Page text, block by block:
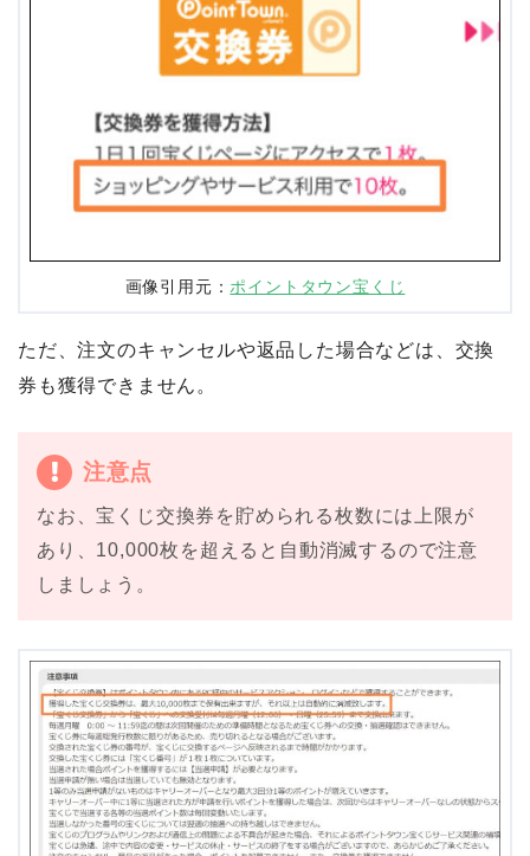
画像引用元： ポイントタウン宝くじ
ただ、注文のキャンセルや返品した場合などは、交換
券も獲得できません。
注意点
なお、宝くじ交換券を貯められる枚数には上限が
あり、10,000枚を超えると自動消滅するので注意
しましょう。